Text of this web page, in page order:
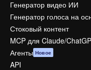
Генератор видео ИИ
Генератор голоса на
Стоковый контент
MCP для Claude/
Агенты Новое
API